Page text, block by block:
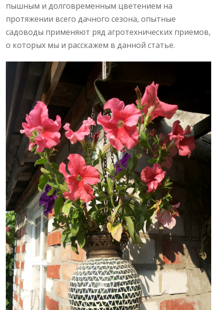
пышным и долговременным цветением на
протяжении всего дачного сезона, опытные
садоводы применяют ряд агротехнических приемов,
о которых мы и расскажем в данной статье.